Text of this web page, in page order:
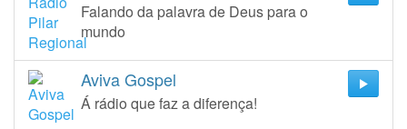
Falando da palavra de Deus para o
mundo
Aviva Gospel
Á rádio que faz a diferença!